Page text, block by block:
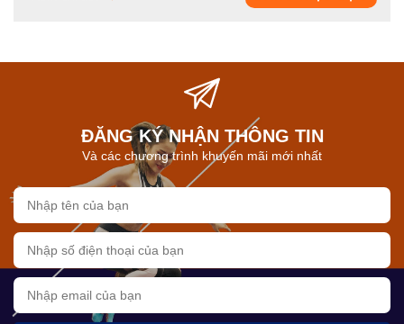
ĐĂNG KÝ NHẬN THÔNG TIN
Và các chương trình khuyến mãi mới nhất